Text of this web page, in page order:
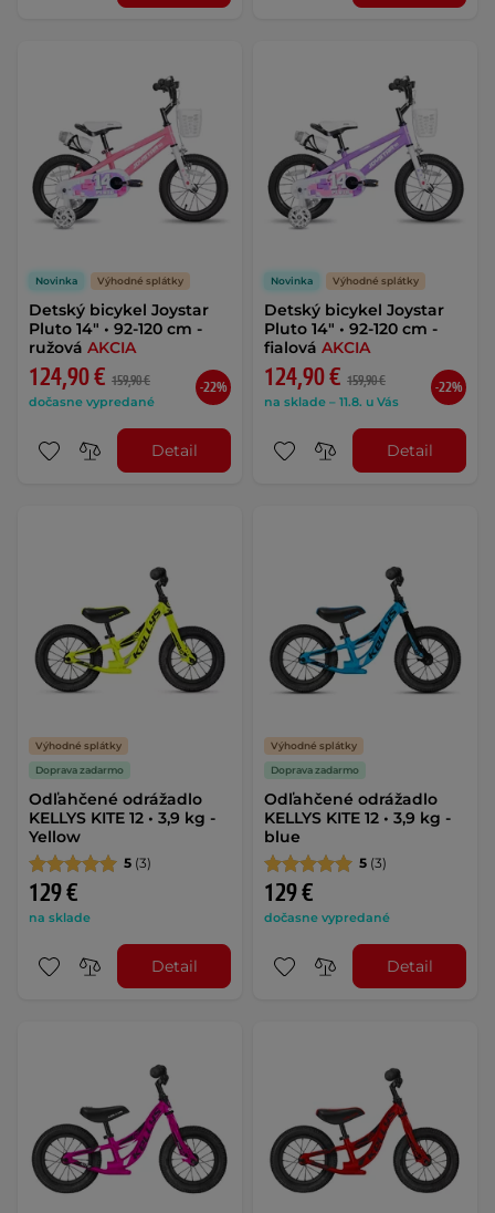
Novinka Výhodné splátky
Detský bicykel Joystar
Pluto 14" • 92-120 cm -
ružová AKCIA
124,90 € 159,90 €
dočasne vypredané
-22%
Detail
Novinka Výhodné splátky
Detský bicykel Joystar
Pluto 14" • 92-120 cm -
fialová AKCIA
124,90 € 159,90 €
na sklade – 11.8. u Vás
-22%
Detail
Výhodné splátky
Doprava zadarmo
Odľahčené odrážadlo
KELLYS KITE 12 • 3,9 kg -
Yellow
5 (3)
129 €
na sklade
Detail
Výhodné splátky
Doprava zadarmo
Odľahčené odrážadlo
KELLYS KITE 12 • 3,9 kg -
blue
5 (3)
129 €
dočasne vypredané
Detail